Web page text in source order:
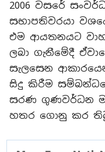
2006 වසරේ
සභාපතිවරයා
එම ආයතනයට
ලබා ගැනීමේදී
සැලසෙන
සිදු කිරීම
සරණ ගුණවර්ධන
හතර ගොනු කර